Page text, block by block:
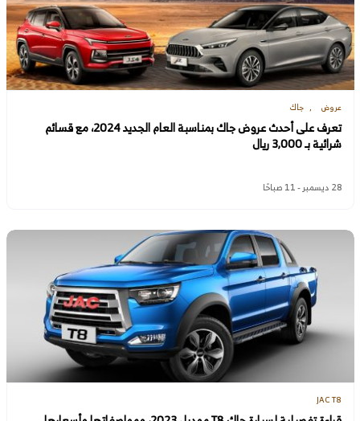
عروض جاك
تعرف على أحدث عروض جاك بمناسبة العام الجديد 2024، مع قسائم
شرائية بـ 3,000 ريال
28 ديسمبر - 11 صباحًا
JAC T8